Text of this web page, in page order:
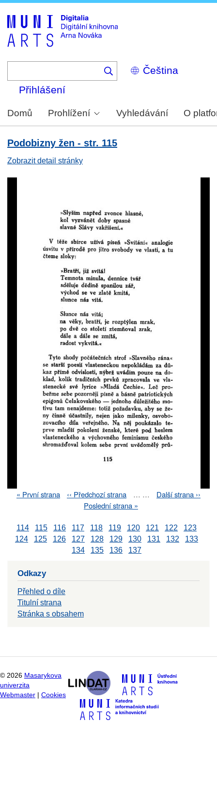
Select
your
Přihlášení
Domů Prohlížení Vyhledávání O
Podobizny žen - str. 115
Zobrazit detail stránky
First
« První strana
Previous
‹‹ Předchozí strana … …
Next
Další strana ››
Last
Poslední strana »
114 115 116 117 118 119 120 121 122
123
124
125 126 127 128 129 130 131 132
133
134
135 136 137
Odkazy
Přehled o díle
Titulní strana
Stránka s obsahem
© 2026 Masarykova
univerzita
Webmaster
Cookies